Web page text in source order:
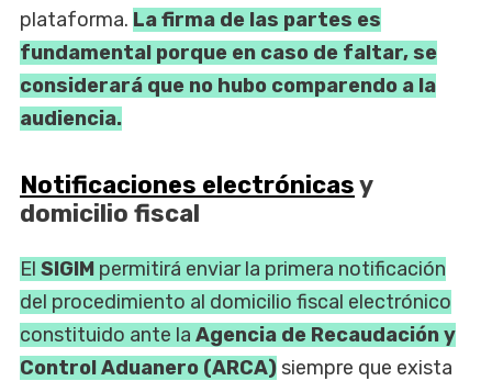
plataforma. La firma de las partes es
fundamental porque en caso de faltar, se
considerará que no hubo comparendo a la
audiencia.
Notificaciones electrónicasy
domicilio fiscal
El SIGIM permitirá enviar la primera notificación
del procedimiento al domicilio fiscal electrónico
constituido ante la Agencia de Recaudación y
Control Aduanero (ARCA) siempre que exista